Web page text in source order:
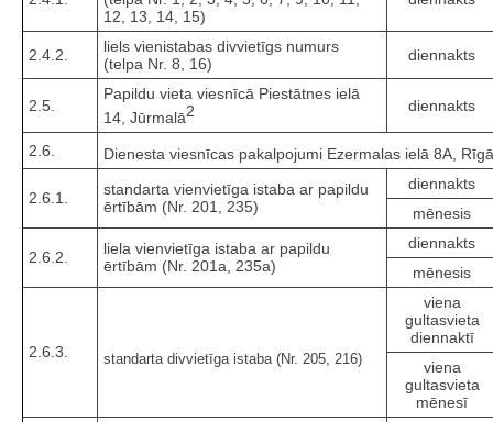
12, 13, 14, 15)
2.4.2.
liels vienistabas divvietīgs numurs
(telpa Nr. 8, 16)
diennakts
2.5.
Papildu vieta viesnīcā Piestātnes ielā
14, Jūrmalā2 diennakts
2.6. Dienesta viesnīcas pakalpojumi Ezermalas ielā 8A, Rīgā
2.6.1.
standarta vienvietīga istaba ar papildu
ērtībām (Nr. 201, 235)
diennakts
mēnesis
2.6.2.
liela vienvietīga istaba ar papildu
ērtībām (Nr. 201a, 235a)
diennakts
mēnesis
2.6.3. standarta divvietīga istaba (Nr. 205, 216)
viena
gultasvieta
diennaktī
viena
gultasvieta
mēnesī